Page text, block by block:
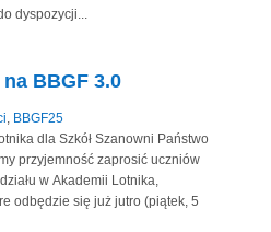
dyspozycji...
BBGF 3.0
BBGF25
dla Szkół Szanowni Państwo
przyjemność zaprosić uczniów
w Akademii Lotnika,
odbędzie się już jutro (piątek, 5